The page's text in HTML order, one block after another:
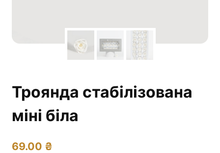
Троянда стабілізована
міні біла
69.00 ₴